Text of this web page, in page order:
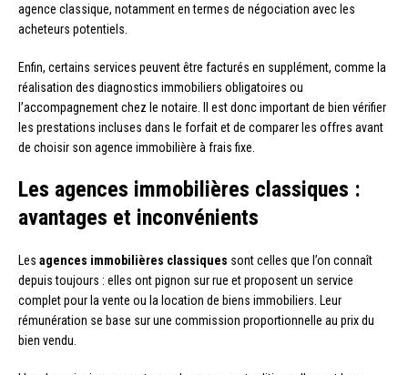
agence classique, notamment en termes de négociation avec les
acheteurs potentiels.
Enfin, certains services peuvent être facturés en supplément, comme la
réalisation des diagnostics immobiliers obligatoires ou
l’accompagnement chez le notaire. Il est donc important de bien vérifier
les prestations incluses dans le forfait et de comparer les offres avant
de choisir son agence immobilière à frais fixe.
Les agences immobilières classiques :
avantages et inconvénients
Les agences immobilières classiques sont celles que l’on connaît
depuis toujours : elles ont pignon sur rue et proposent un service
complet pour la vente ou la location de biens immobiliers. Leur
rémunération se base sur une commission proportionnelle au prix du
bien vendu.